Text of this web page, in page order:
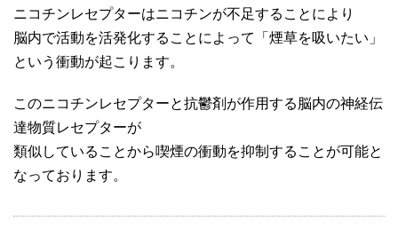
ニコチンレセプターはニコチンが不足することにより
脳内で活動を活発化することによって「煙草を吸いたい」
という衝動が起こります。
このニコチンレセプターと抗鬱剤が作用する脳内の神経伝
達物質レセプターが
類似していることから喫煙の衝動を抑制することが可能と
なっております。